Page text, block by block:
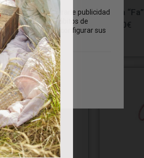
Borla “Fa”
37.50€
servicios y mostrarle publicidad
a partir de sus hábitos de
información y configurar sus